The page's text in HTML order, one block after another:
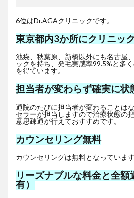
6位はDr.AGAクリニックです。
東京都内3か所にクリニッ
池袋、秋葉原、新橋以外にも名古屋
ックを持ち、発毛実感率99.5%と多
を得ています。
担当者が変わらず確実に状
通院のたびに担当者が変わることは
セラーが担当しますので治療状態の
意思疎通が行えておすすめです。
カウンセリング無料
カウンセリングは無料となっています
リーズナブルな料金と全
有）